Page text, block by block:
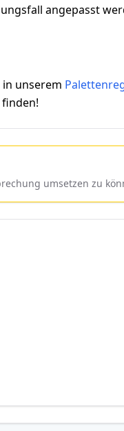
angepasst
in unserem
umsetzen zu